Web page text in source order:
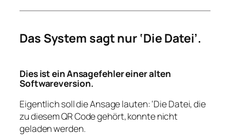
Das System sagt nur ‘Die Datei’.
Dies ist ein Ansagefehler einer alten
Softwareversion.
Eigentlich soll die Ansage lauten: ‘Die Datei, die
zu diesem QR Code gehört, konnte nicht
geladen werden.